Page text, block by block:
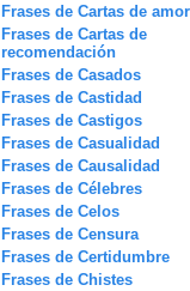
Frases de Cartas de amor
Frases de Cartas de
recomendación
Frases de Casados
Frases de Castidad
Frases de Castigos
Frases de Casualidad
Frases de Causalidad
Frases de Célebres
Frases de Celos
Frases de Censura
Frases de Certidumbre
Frases de Chistes